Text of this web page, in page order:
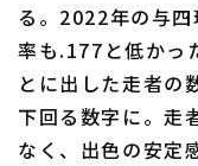
る。2022年の与
率も.177と低かっ
とに出した走者の
下回る数字に。走
なく、出色の安定